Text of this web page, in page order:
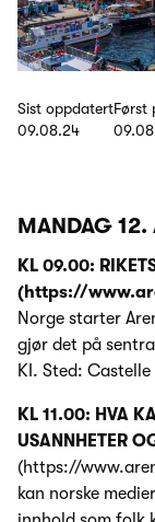
Sist oppdatert
09.08.24
Først
MANDAG 12.
KL 09.00:
(https://
Norge starter
gjør det på
KI. Sted: Castelle
KL 11.00: HVA
USANNHETER
(https://
kan norske